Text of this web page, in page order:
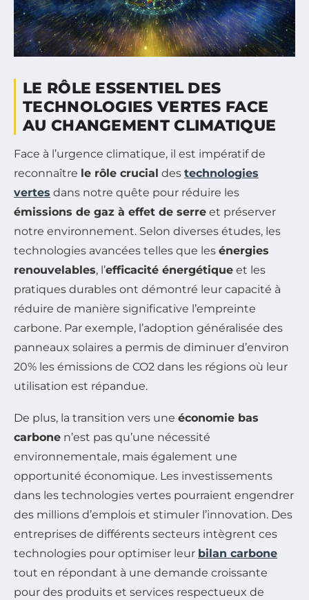
LE RÔLE ESSENTIEL DES
TECHNOLOGIES VERTES FACE
AU CHANGEMENT CLIMATIQUE
Face à l’urgence climatique, il est impératif de
reconnaître le rôle crucial des technologies
vertes dans notre quête pour réduire les
émissions de gaz à effet de serre et préserver
notre environnement. Selon diverses études, les
technologies avancées telles que les énergies
renouvelables, l’efficacité énergétique et les
pratiques durables ont démontré leur capacité à
réduire de manière significative l’empreinte
carbone. Par exemple, l’adoption généralisée des
panneaux solaires a permis de diminuer d’environ
20% les émissions de CO2 dans les régions où leur
utilisation est répandue.
De plus, la transition vers une économie bas
carbone n’est pas qu’une nécessité
environnementale, mais également une
opportunité économique. Les investissements
dans les technologies vertes pourraient engendrer
des millions d’emplois et stimuler l’innovation. Des
entreprises de différents secteurs intègrent ces
technologies pour optimiser leur bilan carbone
tout en répondant à une demande croissante
pour des produits et services respectueux de